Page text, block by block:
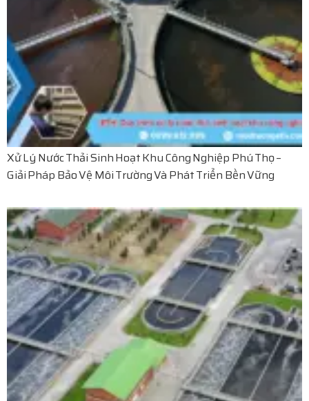
Xử Lý Nước Thải Sinh Hoạt Khu Công Nghiệp Phú Thọ –
Giải Pháp Bảo Vệ Môi Trường Và Phát Triển Bền Vững